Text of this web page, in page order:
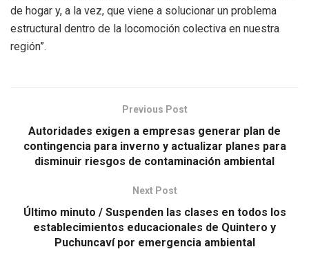
de hogar y, a la vez, que viene a solucionar un problema
estructural dentro de la locomoción colectiva en nuestra
región”.
Previous Post
Autoridades exigen a empresas generar plan de
contingencia para inverno y actualizar planes para
disminuir riesgos de contaminación ambiental
Next Post
Último minuto / Suspenden las clases en todos los
establecimientos educacionales de Quintero y
Puchuncaví por emergencia ambiental